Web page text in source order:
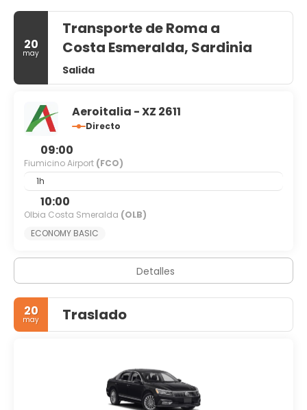
20
may
Transporte de Roma a
Costa Esmeralda, Sardinia
Salida
Aeroitalia - XZ 2611
Directo
09:00
Fiumicino Airport (FCO)
1h
10:00
Olbia Costa Smeralda (OLB)
ECONOMY BASIC​
Detalles
20
may Traslado